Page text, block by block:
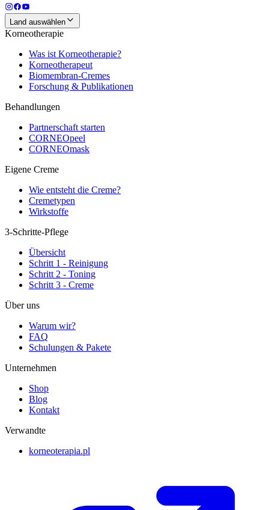
Land auswählen
Korneotherapie
Was ist Korneotherapie?
Korneotherapeut
Biomembran-Cremes
Forschung & Publikationen
Behandlungen
Partnerschaft starten
CORNEOpeel
CORNEOmask
Eigene Creme
Wie entsteht die Creme?
Cremetypen
Wirkstoffe
3-Schritte-Pflege
Übersicht
Schritt 1 - Reinigung
Schritt 2 - Toning
Schritt 3 - Creme
Über uns
Warum wir?
FAQ
Schulungen & Pakete
Unternehmen
Shop
Blog
Kontakt
Verwandte
korneoterapia.pl